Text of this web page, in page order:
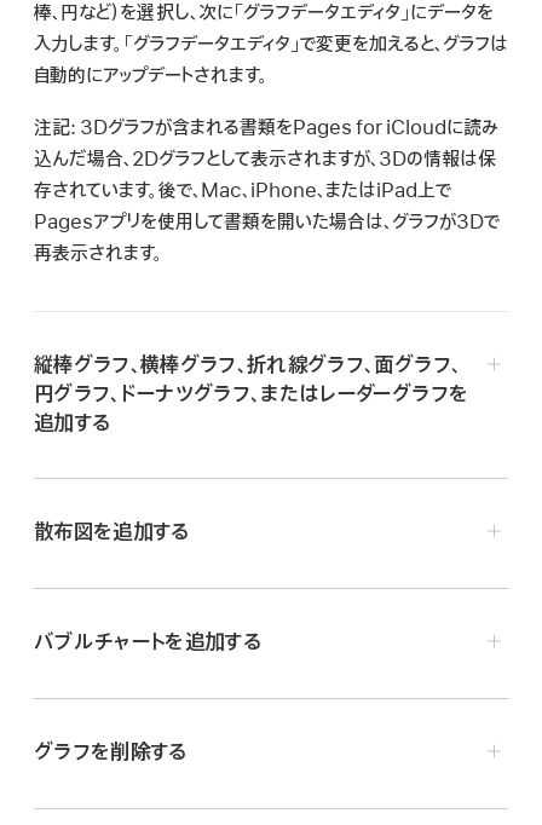
検
索
棒、円など）を選択し、次に「グラフデータエディタ」にデータを
入力します。「グラフデータエディタ」で変更を加えると、グラフは
自動的にアップデートされます。
注記: 3Dグラフが含まれる書類をPages for iCloudに読み
込んだ場合、2Dグラフとして表示されますが、3Dの情報は保
存されています。後で、Mac、iPhone、またはiPad上で
Pagesアプリを使用して書類を開いた場合は、グラフが3Dで
再表示されます。
縦棒グラフ、横棒グラフ、折れ線グラフ、面グラフ、
円グラフ、ドーナツグラフ、またはレーダーグラフを
追加する
選択します。
「グラフデータを編集」をクリックします。
「グラフデータエディタ」にプレースホルダデータが表示さ
れます。データのそれぞれの行はグラフ上にプロットされ
る
データ系列 を表します。
「グラフデータエディタ」で自分のデータを入力するにはそ
散布図を追加する
バブルチャートを追加する
グラフを削除する